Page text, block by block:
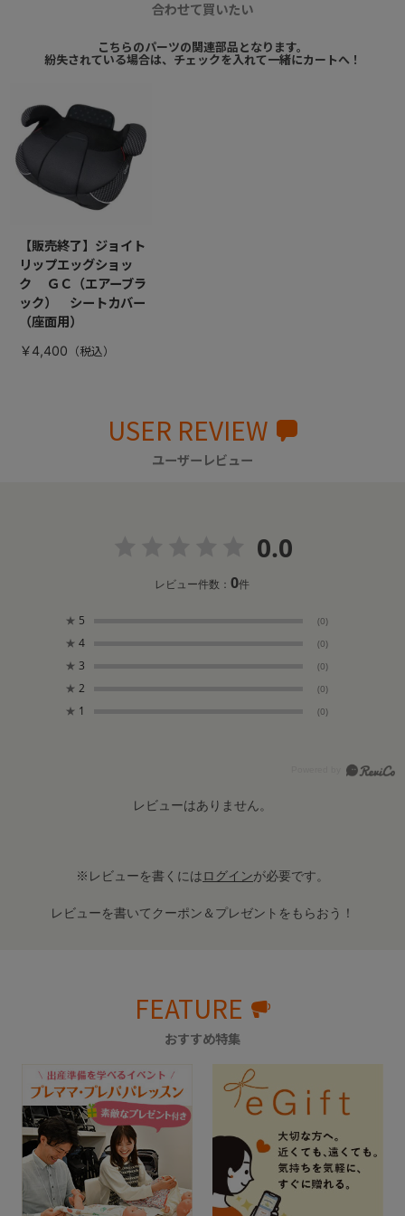
合わせて買いたい
こちらのパーツの関連部品となります。
紛失されている場合は、チェックを入れて一緒にカートへ！
【販売終了】ジョイト
リップエッグショッ
ク ＧＣ（エアーブラ
ック） シートカバー
（座面用）
￥4,400
USER REVIEW
ユーザーレビュー
0.0
レビュー件数：0件
★ 5 (0)
★ 4 (0)
★ 3 (0)
★ 2 (0)
★ 1 (0)
レビューはありません。
※レビューを書くにはログインが必要です。
レビューを書いてクーポン＆プレゼントをもらおう！
FEATURE
おすすめ特集